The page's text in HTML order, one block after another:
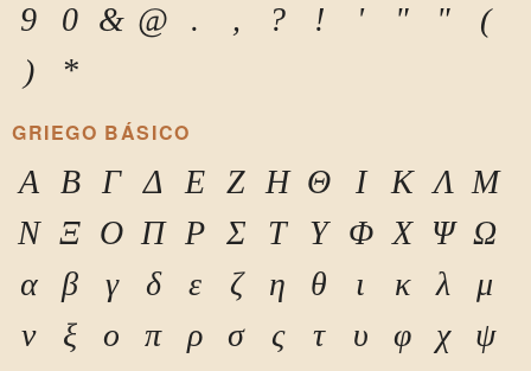
9
0 & @ . , ? ! ' " "
(
)
*
GRIEGO BÁSICO
Α Β Γ Δ Ε Ζ Η Θ Ι Κ Λ
Μ
Ν Ξ Ο Π Ρ Σ Τ Υ Φ Χ Ψ Ω
α
β γ δ ε ζ η θ ι κ λ
μ
ν
ξ ο π ρ σ ς τ υ φ χ
ψ